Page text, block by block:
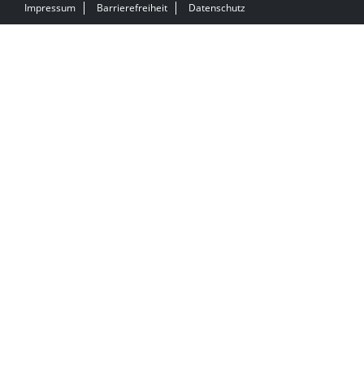
Impressum Barrierefreiheit Datenschutz